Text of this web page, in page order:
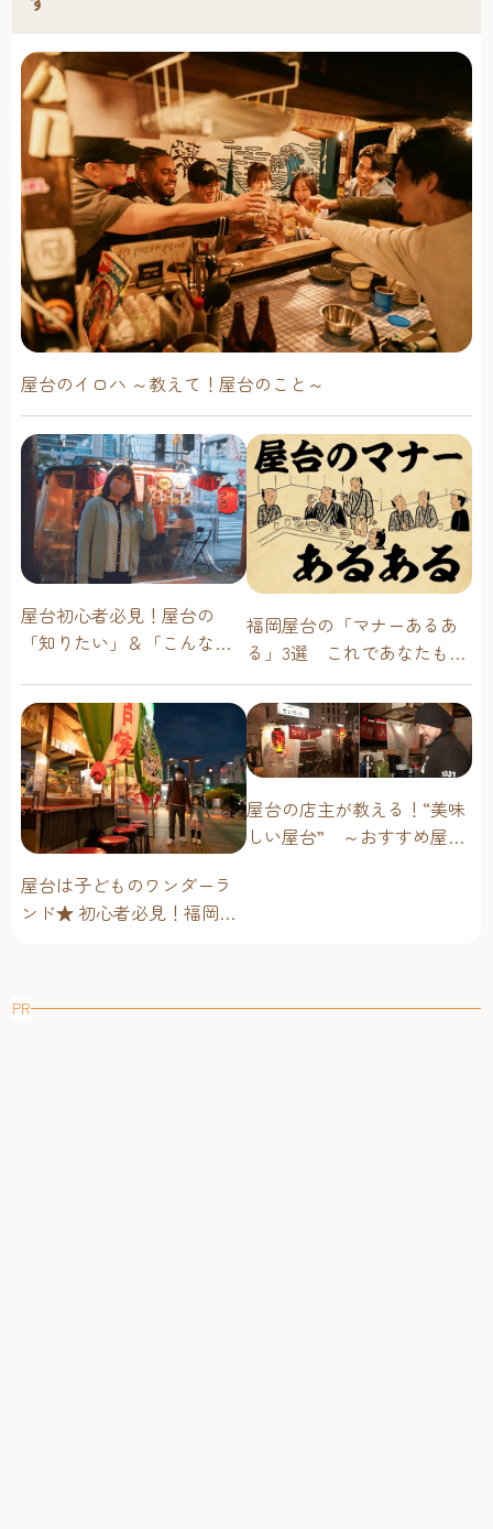
屋台のイロハ ～教えて！屋台のこと～
屋台初心者必見！屋台の
「知りたい」＆「こんな時
問に答えます！
福岡屋台の「マナーあるあ
る」3選 これであなたも屋
台通！
屋台は子どものワンダーラ
ンド★ 初心者必見！福岡博
屋台の店主が教える！“美味
しい屋台” ～おすすめ屋台
PR